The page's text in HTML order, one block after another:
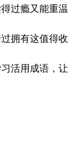
过瘾又能重温
拥有这值得收
活用成语，让